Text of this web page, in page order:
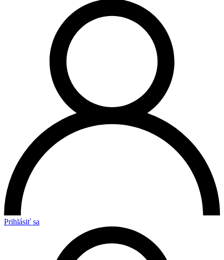
Prihlásiť sa